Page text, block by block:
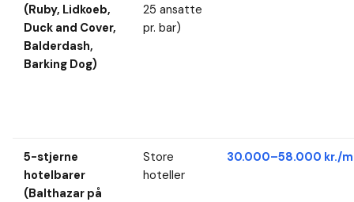
(Ruby, Lidkoeb,
Duck and Cover,
Balderdash,
Barking Dog)
25 ansatte
pr. bar)
5-stjerne
hotelbarer
(Balthazar på
Store
hoteller
30.000–58.000 kr./